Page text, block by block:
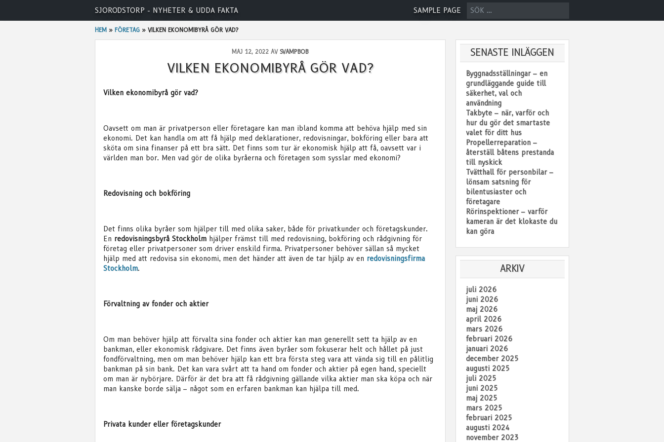
SJORODSTORP - NYHETER & UDDA FAKTA SÖK
SAMPLE PAGE
HEM » FÖRETAG » VILKEN EKONOMIBYRÅ GÖR VAD?
MAJ 12, 2022 AV SVAMPBOB
VILKEN EKONOMIBYRÅ GÖR VAD?
Vilken ekonomibyrå gör vad?
Oavsett om man är privatperson eller företagare kan man ibland komma att behöva hjälp med sin
ekonomi. Det kan handla om att få hjälp med deklarationer, redovisningar, bokföring eller bara att
sköta om sina finanser på ett bra sätt. Det finns som tur är ekonomisk hjälp att få, oavsett var i
världen man bor. Men vad gör de olika byråerna och företagen som sysslar med ekonomi?
Redovisning och bokföring
Det finns olika byråer som hjälper till med olika saker, både för privatkunder och företagskunder.
En redovisningsbyrå Stockholm hjälper främst till med redovisning, bokföring och rådgivning för
företag eller privatpersoner som driver enskild firma. Privatpersoner behöver sällan så mycket
hjälp med att redovisa sin ekonomi, men det händer att även de tar hjälp av en redovisningsfirma
Stockholm.
Förvaltning av fonder och aktier
Om man behöver hjälp att förvalta sina fonder och aktier kan man generellt sett ta hjälp av en
bankman, eller ekonomisk rådgivare. Det finns även byråer som fokuserar helt och hållet på just
fondförvaltning, men om man behöver hjälp kan ett bra första steg vara att vända sig till en pålitlig
bankman på sin bank. Det kan vara svårt att ta hand om fonder och aktier på egen hand, speciellt
om man är nybörjare. Därför är det bra att få rådgivning gällande vilka aktier man ska köpa och när
man kanske borde sälja – något som en erfaren bankman kan hjälpa till med.
Privata kunder eller företagskunder
SENASTE INLÄGGEN
Byggnadsställningar – en
grundläggande guide till
säkerhet, val och
användning
Takbyte – när, varför och
hur du gör det smartaste
valet för ditt hus
Propellerreparation –
återställ båtens prestanda
till nyskick
Tvätthall för personbilar –
lönsam satsning för
bilentusiaster och
företagare
Rörinspektioner – varför
kameran är det klokaste du
kan göra
ARKIV
juli 2026
juni 2026
maj 2026
april 2026
mars 2026
februari 2026
januari 2026
december 2025
augusti 2025
juli 2025
juni 2025
maj 2025
mars 2025
februari 2025
augusti 2024
november 2023